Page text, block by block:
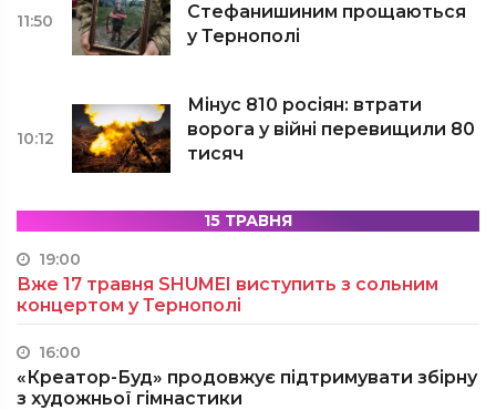
11:50
Стефанишиним прощаються
у Тернополі
10:12
Мінус 810 росіян: втрати
ворога у війні перевищили 80
тисяч
15 ТРАВНЯ
19:00
Вже 17 травня SHUMEI виступить з сольним
концертом у Тернополі
16:00
«Креатор-Буд» продовжує підтримувати збірну
з художньої гімнастики